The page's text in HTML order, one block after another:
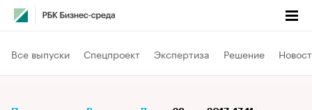
Все выпуски Спецпроект Экспертиза Решение